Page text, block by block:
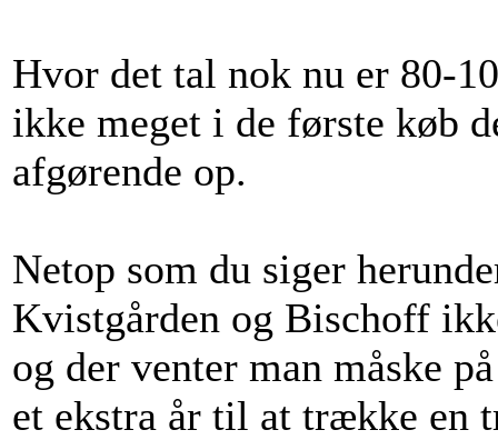
Hvor det tal nok nu er 80-
ikke meget i de første køb
afgørende op.
Netop som du siger
Kvistgården og Bischoff
og der venter man måske
et ekstra år til at trække en